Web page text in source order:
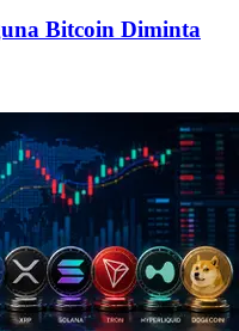
Bitcoin Diminta